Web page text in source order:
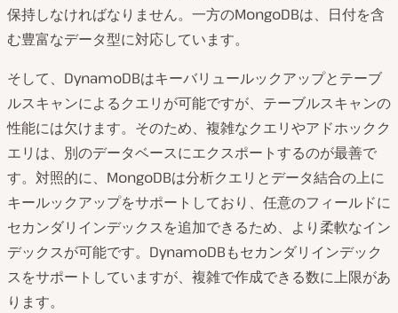
保持しなければなりません。一方のMongoDBは、日付を含
む豊富なデータ型に対応しています。
そして、DynamoDBはキーバリュールックアップとテーブ
ルスキャンによるクエリが可能ですが、テーブルスキャンの
性能には欠けます。そのため、複雑なクエリやアドホックク
エリは、別のデータベースにエクスポートするのが最善で
す。対照的に、MongoDBは分析クエリとデータ結合の上に
キールックアップをサポートしており、任意のフィールドに
セカンダリインデックスを追加できるため、より柔軟なイン
デックスが可能です。DynamoDBもセカンダリインデック
スをサポートしていますが、複雑で作成できる数に上限があ
ります。